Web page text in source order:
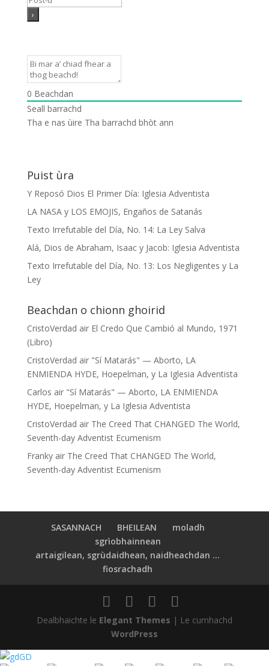
0 Beachdan
Seall barrachd
Tha e nas ùire Tha barrachd bhòt ann
Puist ùra
Y Reposó Dios El Primer Día: Iglesia Adventista
LA NASA y LOS EMOJIS, Engaños de Satanás
Texto Irrefutable del Día, No. 14: La Ley Salva
Alá, Dios de Abraham, Isaac y Jacob: Iglesia Adventista
Texto Irrefutable del Día, No. 13: Los Negligentes y La
Ley
Beachdan o chionn ghoirid
CristoVerdad air El Credo Que Cambió al Mundo, 1971
(Libro)
CristoVerdad air "Sí Matarás" — Aborto, LA
ENMIENDA HYDE, Hoepelman, y La Iglesia Adventista
Carlos air "Sí Matarás" — Aborto, LA ENMIENDA
HYDE, Hoepelman, y La Iglesia Adventista
CristoVerdad air The Creed That CHANGED The World,
Seventh-day Adventist Ecumenism
Frankyair The Creed That CHANGED The World,
Seventh-day Adventist Ecumenism
SASANNACH BHEILEAN
moladh
sgrìobhainnean
artaigilean, sgrùdaidhean, naidheachdan ...
fiosrachadh
Dealbhaichte le Elegant Themes | Le cumhachd
WordPress
GD